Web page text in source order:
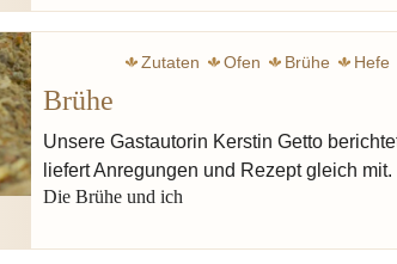
Zutaten Ofen Brühe Hefe
Brühe
Unsere Gastautorin Kerstin Getto
liefert Anregungen und Rezept gleich mit.
Die Brühe und ich